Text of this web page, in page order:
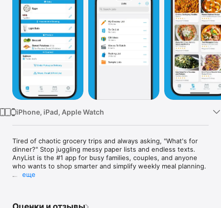
iPhone, iPad, Apple Watch
Tired of chaotic grocery trips and always asking, "What's for
dinner?" Stop juggling messy paper lists and endless texts.
AnyList is the #1 app for busy families, couples, and anyone
who wants to shop smarter and simplify weekly meal planning.
еще